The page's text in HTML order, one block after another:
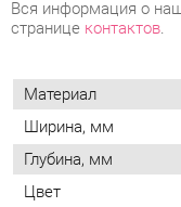
Глубина, мм
Высота, мм
Объем упаковок, м3
Вес упаковок, кг